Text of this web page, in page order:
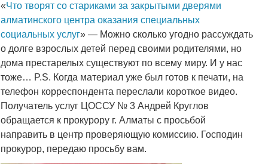
«Что творят со стариками за закрытыми дверями
алматинского центра оказания специальных
социальных услуг» — Можно сколько угодно рассуждать
о долге взрослых детей перед своими родителями, но
дома престарелых существуют по всему миру. И у нас
тоже… P.S. Когда материал уже был готов к печати, на
телефон корреспондента переслали короткое видео.
Получатель услуг ЦОССУ № 3 Андрей Круглов
обращается к прокурору г. Алматы с просьбой
направить в центр проверяющую комиссию. Господин
прокурор, передаю просьбу вам.